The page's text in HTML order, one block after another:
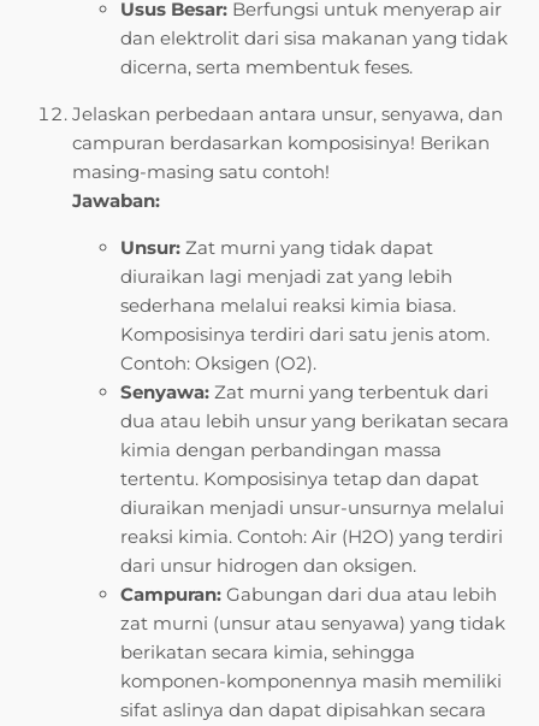
Usus Besar: Berfungsi untuk menyerap air
dan elektrolit dari sisa makanan yang tidak
dicerna, serta membentuk feses.
Jelaskan perbedaan antara unsur, senyawa, dan
campuran berdasarkan komposisinya! Berikan
masing-masing satu contoh!
Jawaban:
Unsur: Zat murni yang tidak dapat
diuraikan lagi menjadi zat yang lebih
sederhana melalui reaksi kimia biasa.
Komposisinya terdiri dari satu jenis atom.
Contoh: Oksigen (O2).
Senyawa: Zat murni yang terbentuk dari
dua atau lebih unsur yang berikatan secara
kimia dengan perbandingan massa
tertentu. Komposisinya tetap dan dapat
diuraikan menjadi unsur-unsurnya melalui
reaksi kimia. Contoh: Air (H2O) yang terdiri
dari unsur hidrogen dan oksigen.
Campuran: Gabungan dari dua atau lebih
zat murni (unsur atau senyawa) yang tidak
berikatan secara kimia, sehingga
komponen-komponennya masih memiliki
sifat aslinya dan dapat dipisahkan secara